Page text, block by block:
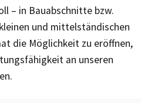
– in Bauabschnitte bzw.
und mittelständischen
die Möglichkeit zu eröffnen,
an unseren